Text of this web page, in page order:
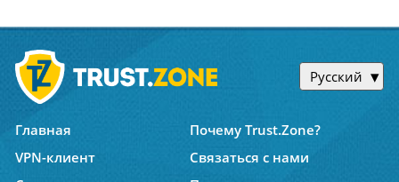
Русский
Главная
Почему Trust.Zone?
VPN-клиент
Связаться с нами